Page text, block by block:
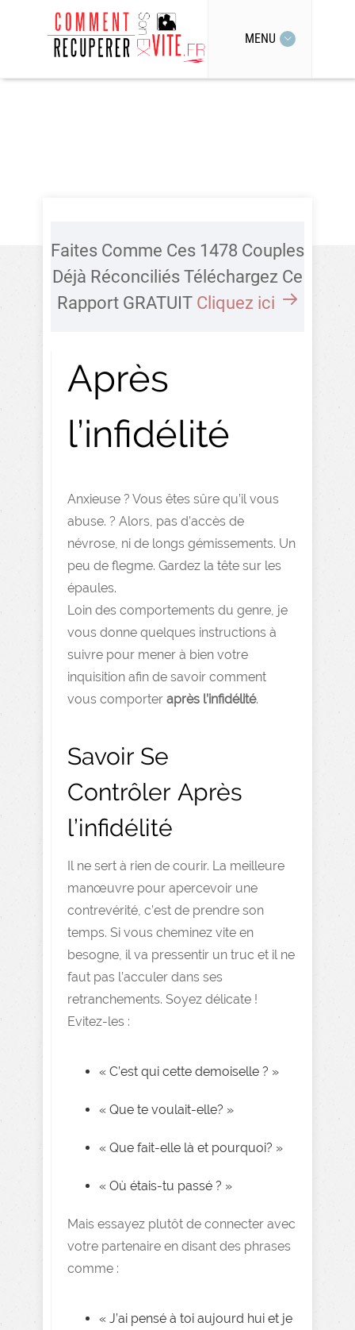
MENU
Faites Comme Ces 1478 Couples
Déjà Réconciliés Téléchargez Ce
Rapport GRATUIT Cliquez ici
Après
l’infidélité
Anxieuse ? Vous êtes sûre qu’il vous
abuse. ? Alors, pas d’accès de
névrose, ni de longs gémissements. Un
peu de flegme. Gardez la tête sur les
épaules.
Loin des comportements du genre, je
vous donne quelques instructions à
suivre pour mener à bien votre
inquisition afin de savoir comment
vous comporter après l’infidélité.
Savoir Se
Contrôler Après
l’infidélité
Il ne sert à rien de courir. La meilleure
manœuvre pour apercevoir une
contrevérité, c’est de prendre son
temps. Si vous cheminez vite en
besogne, il va pressentir un truc et il ne
faut pas l’acculer dans ses
retranchements. Soyez délicate !
Evitez-les :
« C’est qui cette demoiselle ? »
« Que te voulait-elle? »
« Que fait-elle là et pourquoi? »
« Où étais-tu passé ? »
Mais essayez plutôt de connecter avec
votre partenaire en disant des phrases
comme :
« J’ai pensé à toi aujourd hui et je